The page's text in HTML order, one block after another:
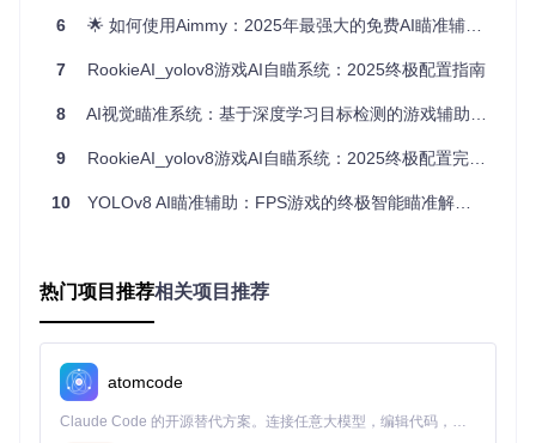
实时画面捕捉
：系统通过高效截图技术（如mss或DXGI）获取
游戏画面，相当于雷达持续扫描战场环境。这一过程每秒可完
成60-120次，确保画面信息无延迟传递。
杂背景中快速识别敌人特征。它将图像分割成网格，每个网格
敌人及其关键部位。
合预配置的瞄准速度、平滑系数等参数，计算出最优鼠标移动
准操作平滑自然，避免被游戏反作弊系统检测。这一过程独立
于游戏进程，确保即使在高负载情况下也能稳定运行。
6 🌟 如何使用Aimmy：2025年最强大的免费AI瞄准辅助工具，让游戏体验焕然一新！
7 RookieAI_yolov8游戏AI自瞄系统：2025终极配置指南
8 AI视觉瞄准系统：基于深度学习目标检测的游戏辅助技术
9 RookieAI_yolov8游戏AI自瞄系统：2025终极配置完全指南
10 YOLOv8 AI瞄准辅助：FPS游戏的终极智能瞄准解决方案
热门项目推荐相关项目推荐
atomcode
Claude Code 的开源替代方案。连接任意大模型，编辑代码，运行命令，自动验证 — 全自动执行。用 Rust 构建，极致性能。 ｜ An open-source alternative to Claude Code. Connect any LLM, edit code, run commands, and verify changes — autonomously. Built in Rust for speed. Get Started